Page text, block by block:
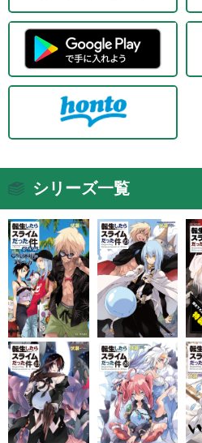
シリーズ一覧